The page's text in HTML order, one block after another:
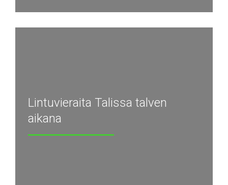
Lintuvieraita Talissa talven
aikana